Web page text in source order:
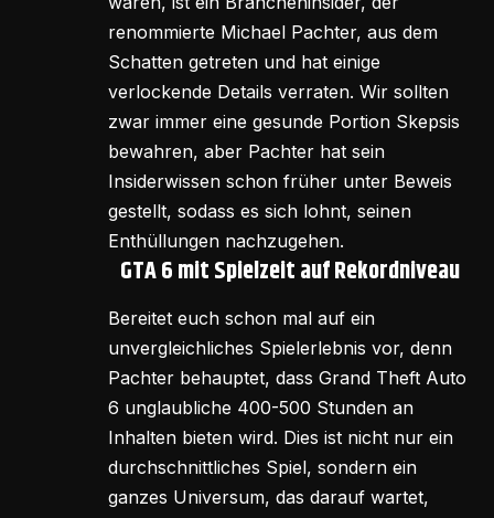
renommierte Michael Pachter, aus dem
Schatten getreten und hat einige
verlockende Details verraten. Wir sollten
zwar immer eine gesunde Portion Skepsis
bewahren, aber Pachter hat sein
Insiderwissen schon früher unter Beweis
gestellt, sodass es sich lohnt, seinen
Enthüllungen nachzugehen.
GTA 6 mit Spielzeit auf Rekordniveau
Bereitet euch schon mal auf ein
unvergleichliches Spielerlebnis vor, denn
Pachter behauptet, dass Grand Theft Auto
6 unglaubliche 400-500 Stunden an
Inhalten bieten wird. Dies ist nicht nur ein
durchschnittliches Spiel, sondern ein
ganzes Universum, das darauf wartet,